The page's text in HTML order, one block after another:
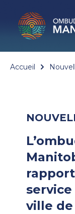
Accueil
ville